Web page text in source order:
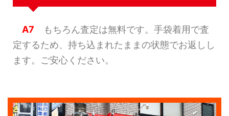
A7 もちろん査定は無料です。手袋着用で査
定するため、持ち込まれたままの状態でお返しし
ます。ご安心ください。